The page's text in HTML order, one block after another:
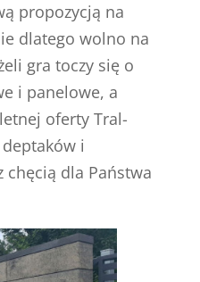
propozycją na
dlatego wolno na
gra toczy się o
i panelowe, a
oferty Tral-
deptaków i
chęcią dla Państwa